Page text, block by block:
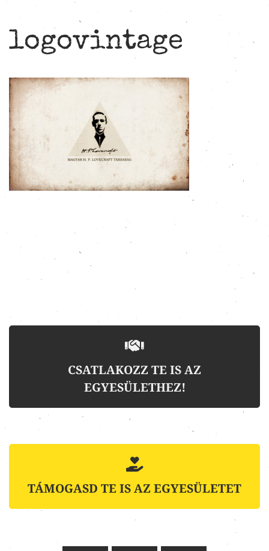
logovintage
CSATLAKOZZ TE IS AZ
EGYESÜLETHEZ!
TÁMOGASD TE IS AZ EGYESÜLETET